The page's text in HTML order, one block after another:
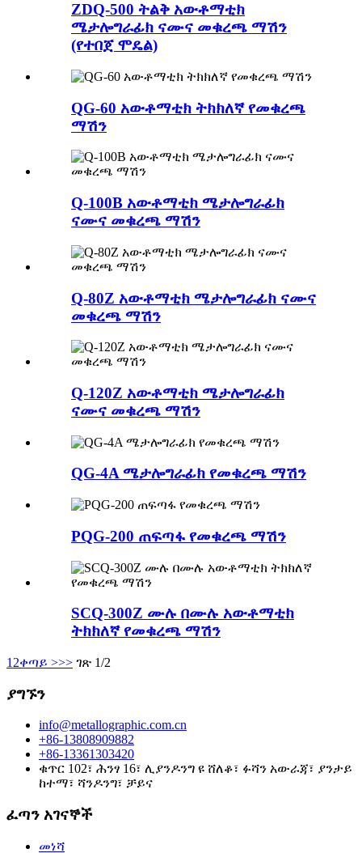
ZDQ-500 ትልቅ አውቶማቲክ
ሜታሎግራፊክ ናሙና መቁረጫ ማሽን
(የተበጀ ሞዴል)
QG-60 አውቶማቲክ ትክክለኛ የመቁረጫ
ማሽን
Q-100B አውቶማቲክ ሜታሎግራፊክ
ናሙና መቁረጫ ማሽን
Q-80Z አውቶማቲክ ሜታሎግራፊክ ናሙና
መቁረጫ ማሽን
Q-120Z አውቶማቲክ ሜታሎግራፊክ
ናሙና መቁረጫ ማሽን
QG-4A ሜታሎግራፊክ የመቁረጫ ማሽን
PQG-200 ጠፍጣፋ የመቁረጫ ማሽን
SCQ-300Z ሙሉ በሙሉ አውቶማቲክ
ትክክለኛ የመቁረጫ ማሽን
1 2ቀጣይ >>> ገጽ 1/2
ያግኙን
info@metallographic.com.cn
+86-13808909882
+86-13361303420
ቁጥር 102፣ ሕንፃ 16፣ ሊያንዶንግ ዩ ሸለቆ፣ ፉሻን አውራጃ፣ ያንታይ
ከተማ፣ ሻንዶንግ፣ ቻይና
ፈጣን አገናኞች
መነሻ